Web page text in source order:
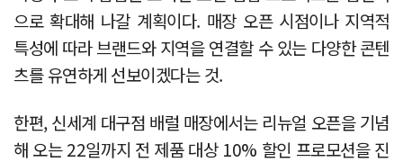
으로 확대해 나갈 계획이다. 매장 오픈 시점이나 지역적
특성에 따라 브랜드와 지역을 연결할 수 있는 다양한 콘텐
츠를 유연하게 선보이겠다는 것.
한편, 신세계 대구점 배럴 매장에서는 리뉴얼 오픈을 기념
해 오는 22일까지 전 제품 대상 10% 할인 프로모션을 진